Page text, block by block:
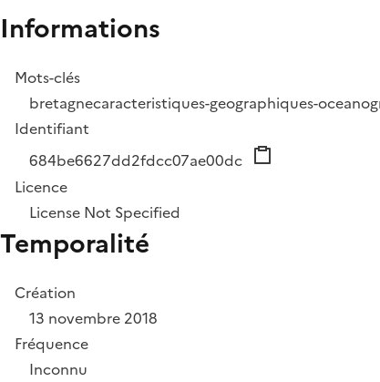
Informations
Mots-clés
bretagnecaracteristiques-geographiques-
Identifiant
684be6627dd2fdcc07ae00dc
Licence
License Not Specified
Temporalité
Création
13 novembre 2018
Fréquence
Inconnu